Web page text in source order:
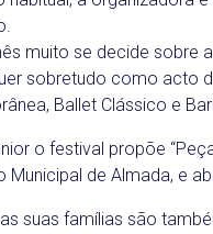
muito se decide
sobretudo como acto
Ballet Clássico e
o festival propõe
Municipal de Almada, e
suas famílias são